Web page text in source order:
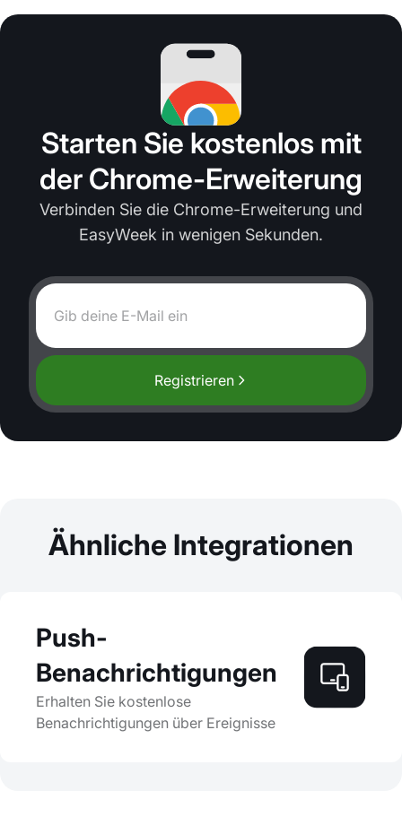
Starten Sie kostenlos mit
der Chrome-Erweiterung
Verbinden Sie die Chrome-Erweiterung und
EasyWeek in wenigen Sekunden.
Registrieren
Ähnliche Integrationen
Push-
Benachrichtigungen
Erhalten Sie kostenlose
Benachrichtigungen über Ereignisse